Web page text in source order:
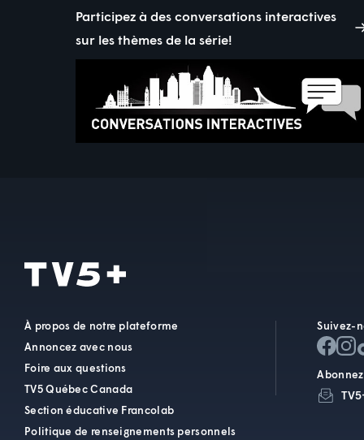
Participez à des conversations interactives
sur les thèmes de la série!
À propos de notre plateforme
Annoncez avec nous
Foire aux questions
TV5 Québec Canada
Section éducative Francolab
Politique de renseignements personnels
Suivez-